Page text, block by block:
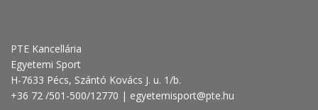
PTE Kancellária
Egyetemi Sport
H-7633 Pécs, Szántó Kovács J. u. 1/b.
+36 72 /501-500/12770 | egyetemisport@pte.hu